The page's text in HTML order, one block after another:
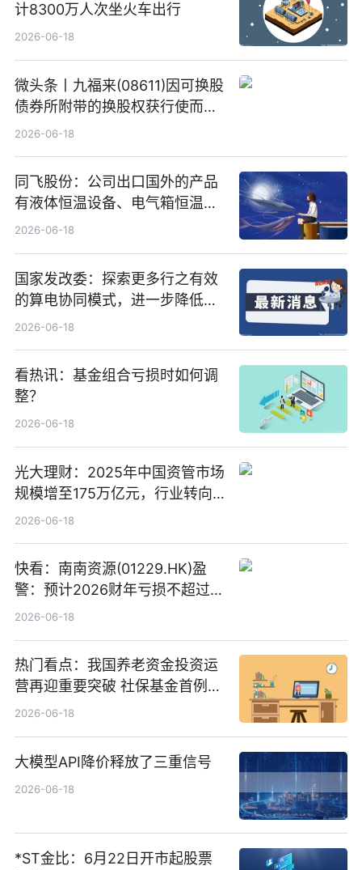
计8300万人次坐火车出行
2026-06-18
微头条丨九福来(08611)因可换股
债券所附带的换股权获行使而发
行5200万股
2026-06-18
同飞股份：公司出口国外的产品
有液体恒温设备、电气箱恒温装
置、纯水冷却单元和特种换热器
2026-06-18
国家发改委：探索更多行之有效
的算电协同模式，进一步降低网
络传输时延_最资讯
2026-06-18
看热讯：基金组合亏损时如何调
整？
2026-06-18
光大理财：2025年中国资管市场
规模增至175万亿元，行业转向
“量质并重”
2026-06-18
快看：南南资源(01229.HK)盈
警：预计2026财年亏损不超过
1000万港元
2026-06-18
热门看点：我国养老资金投资运
营再迎重要突破 社保基金首例期
货账户完成开立
2026-06-18
大模型API降价释放了三重信号
2026-06-18
*ST金比：6月22日开市起股票